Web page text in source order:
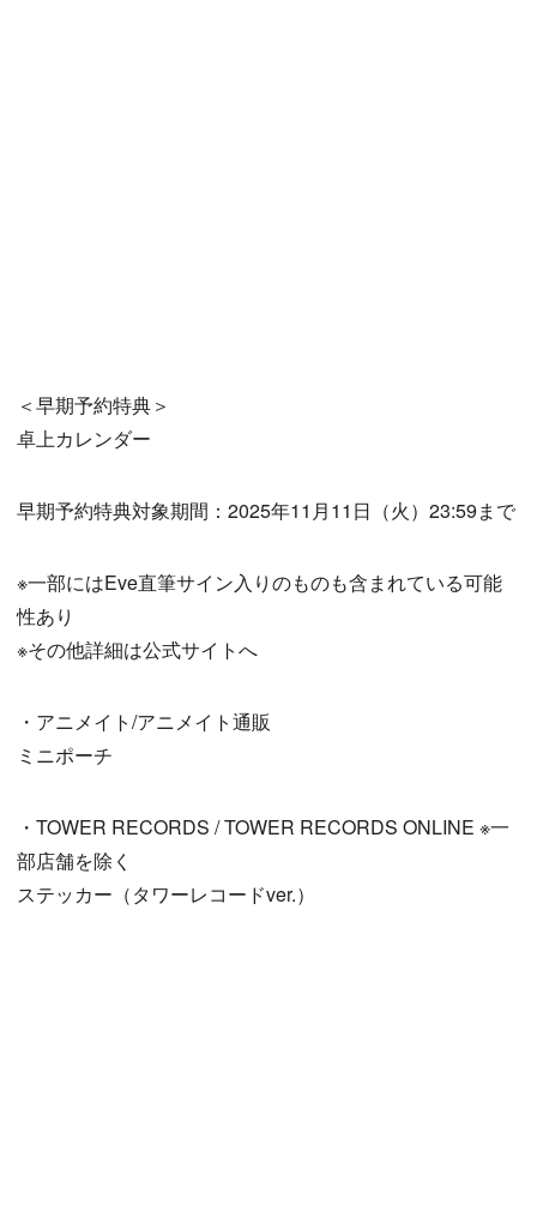
＜早期予約特典＞
卓上カレンダー
早期予約特典対象期間：2025年11月11日（火）23:59まで
※一部にはEve直筆サイン入りのものも含まれている可能
性あり
※その他詳細は公式サイトへ
・アニメイト/アニメイト通販
ミニポーチ
・TOWER RECORDS / TOWER RECORDS ONLINE ※一
部店舗を除く
ステッカー（タワーレコードver.）